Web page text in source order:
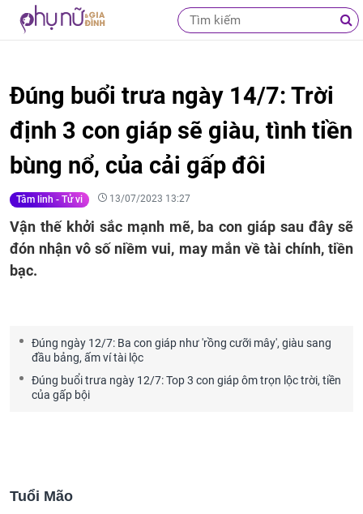
Đúng buổi trưa ngày 14/7: Trời
định 3 con giáp sẽ giàu, tình tiền
bùng nổ, của cải gấp đôi
Tâm linh - Tử vi 13/07/2023 13:27
Vận thế khởi sắc mạnh mẽ, ba con giáp sau đây sẽ
đón nhận vô số niềm vui, may mắn về tài chính, tiền
bạc.
Đúng ngày 12/7: Ba con giáp như 'rồng cưỡi mây', giàu sang
đầu bảng, ấm ví tài lộc
Đúng buổi trưa ngày 12/7: Top 3 con giáp ôm trọn lộc trời, tiền
của gấp bội
Tuổi Mão